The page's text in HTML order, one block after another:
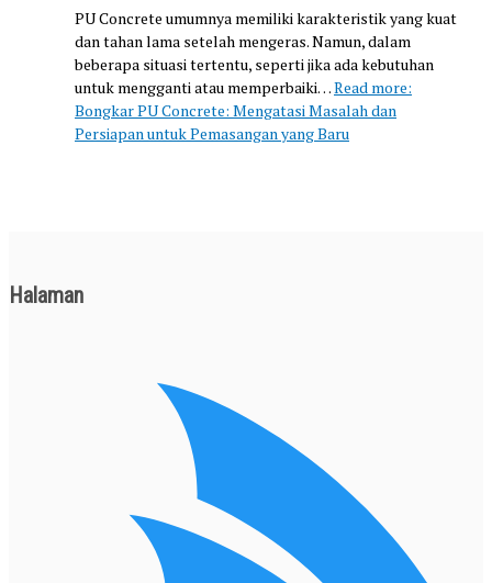
PU Concrete umumnya memiliki karakteristik yang kuat
dan tahan lama setelah mengeras. Namun, dalam
beberapa situasi tertentu, seperti jika ada kebutuhan
untuk mengganti atau memperbaiki…Read more:
Bongkar PU Concrete: Mengatasi Masalah dan
Persiapan untuk Pemasangan yang Baru
Halaman